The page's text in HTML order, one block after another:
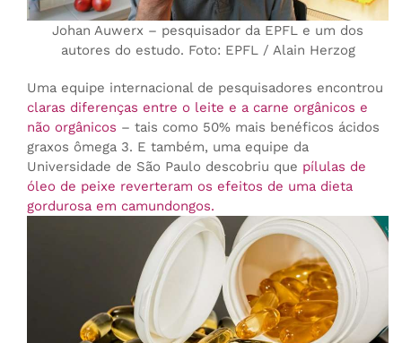
Johan Auwerx – pesquisador da EPFL e um dos
autores do estudo. Foto: EPFL / Alain Herzog
Uma equipe internacional de pesquisadores encontrou
claras diferenças entre o leite e a carne orgânicos e
não orgânicos – tais como 50% mais benéficos ácidos
graxos ômega 3. E também, uma equipe da
Universidade de São Paulo descobriu que pílulas de
óleo de peixe reverteram os efeitos de uma dieta
gordurosa em camundongos.